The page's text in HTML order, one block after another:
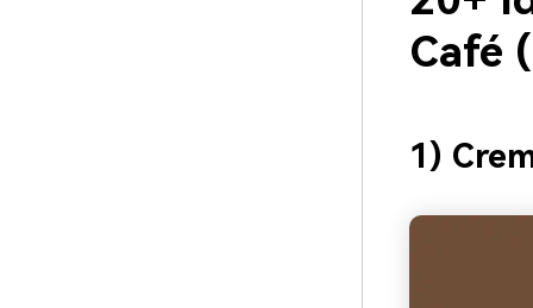
Café
1)